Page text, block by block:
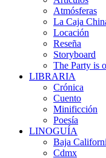
Atmósferas
La Caja
Locación
Reseña
Storyboard
The Party is
LIBRARIA
Crónica
Cuento
Minificción
Poesía
LINOGUÍA
Baja
Cdmx